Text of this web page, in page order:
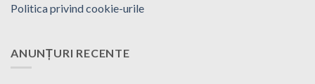
Politica privind cookie-urile
ANUNȚURI RECENTE